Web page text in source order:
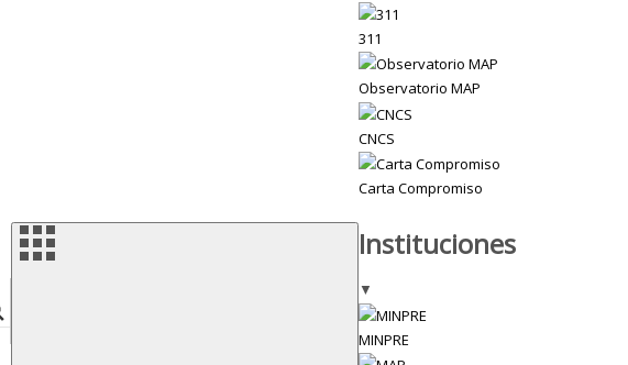
311
Observatorio MAP
CNCS
Carta Compromiso
Instituciones
▼
MINPRE